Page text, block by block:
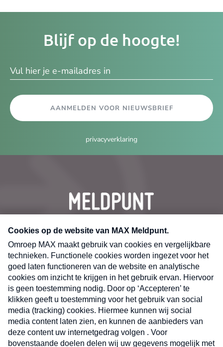
Blijf op de hoogte!
AANMELDEN VOOR NIEUWSBRIEF
privacyverklaring
CONTACT
Volg ons op